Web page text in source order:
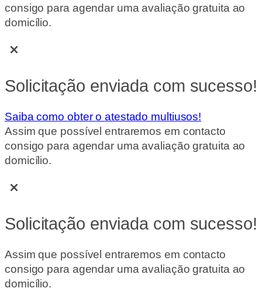
consigo para agendar uma avaliação gratuita ao
domicílio.
Solicitação enviada com sucesso!
Saiba como obter o atestado multiusos!
Assim que possível entraremos em contacto
consigo para agendar uma avaliação gratuita ao
domicílio.
Solicitação enviada com sucesso!
Assim que possível entraremos em contacto
consigo para agendar uma avaliação gratuita ao
domicílio.